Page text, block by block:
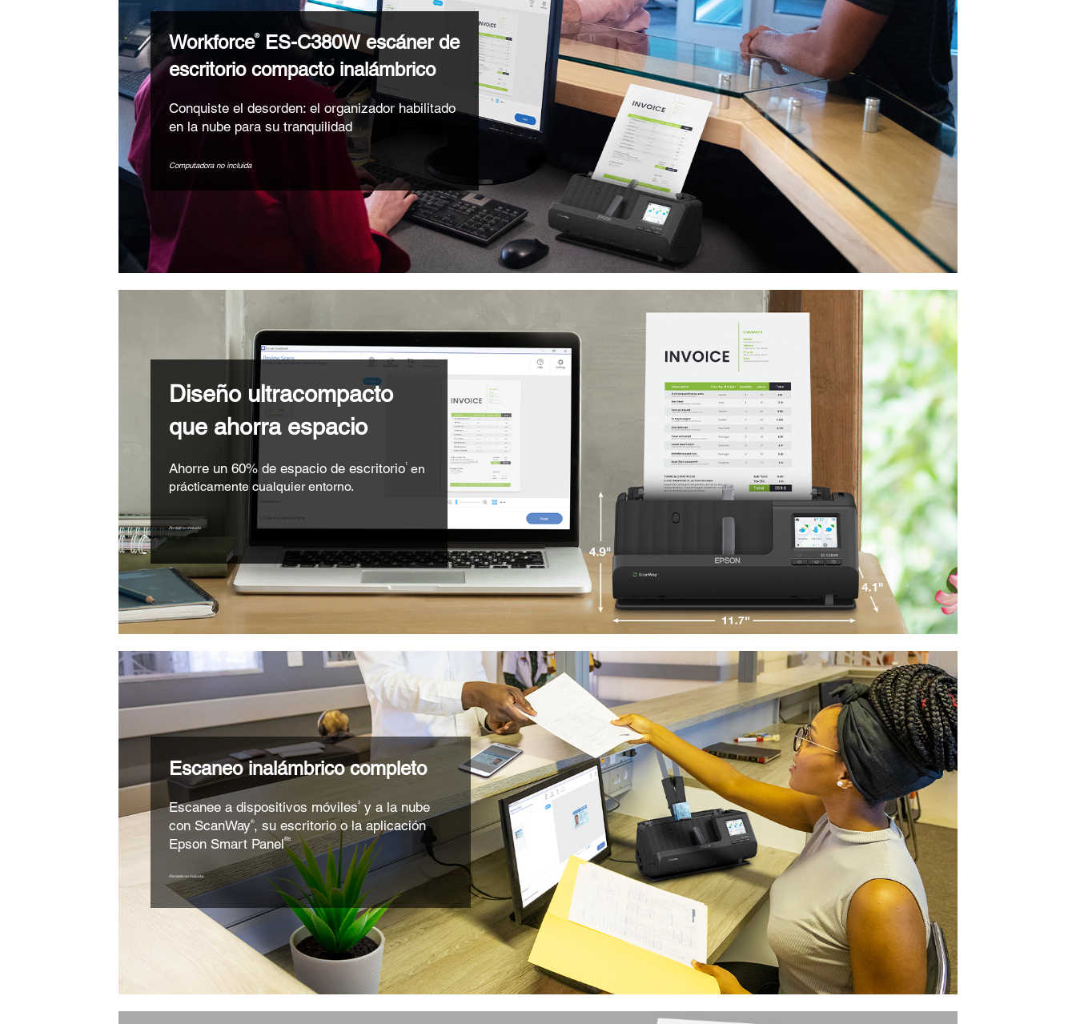
Workforce®ES-C380W escáner de
escritorio compacto inalámbrico
Conquiste el desorden: el organizador habilitado
en la nube para su tranquilidad
Computadora no incluida
Diseño ultracompacto
que ahorra espacio
Ahorre un 60% de espacio de escritorio1en
prácticamente cualquier entorno.
Portátil no incluida
Escaneo inalámbrico completo
Escanee a dispositivos móviles3y a la nube
con ScanWay®, su escritorio o la aplicación
Epson Smart Panel®5
Pantalla no incluida.